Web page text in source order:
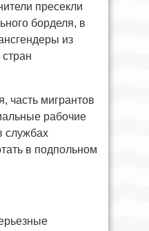
пресекли
борделя, в
из
стран
часть мигрантов
рабочие
службах
в подпольном